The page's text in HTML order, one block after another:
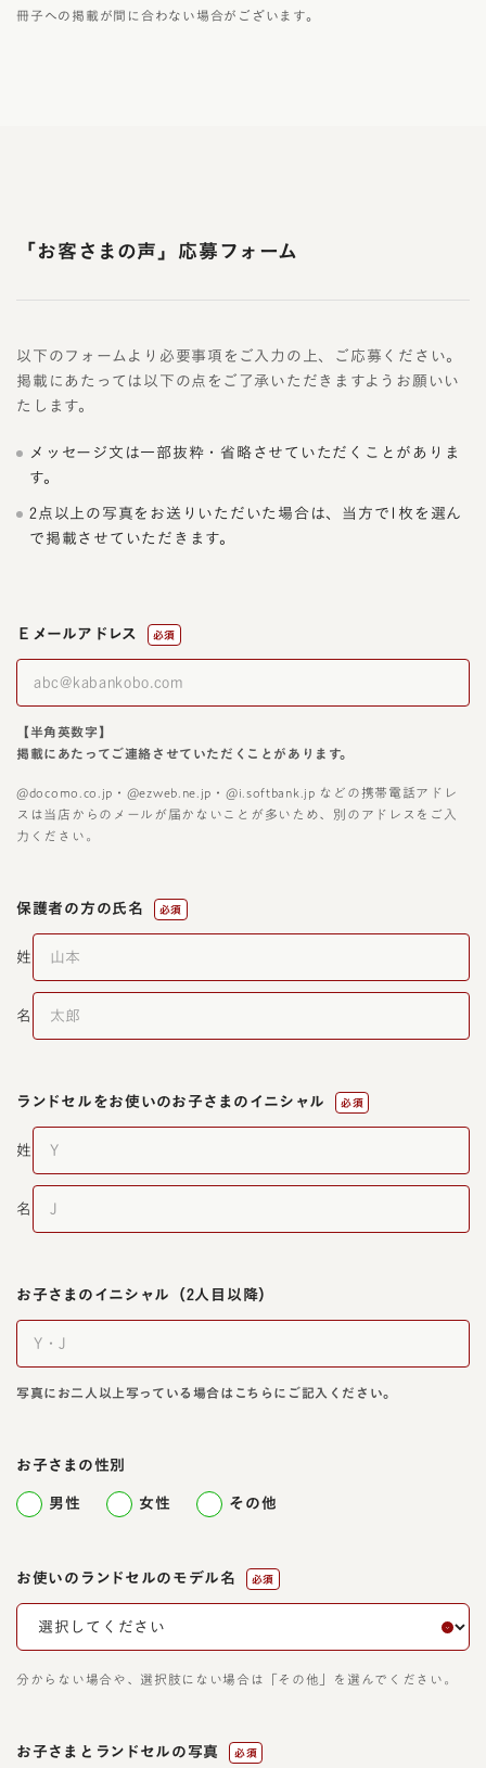
冊子への掲載が間に合わない場合がございます。
「お客さまの声」応募フォーム
以下のフォームより必要事項をご入力の上、ご応募ください。
掲載にあたっては以下の点をご了承いただきますようお願いい
たします。
メッセージ文は一部抜粋・省略させていただくことがありま
す。
2点以上の写真をお送りいただいた場合は、当方で1枚を選ん
で掲載させていただきます。
Ｅメールアドレス 必須
【半角英数字】
掲載にあたってご連絡させていただくことがあります。
@docomo.co.jp・@ezweb.ne.jp・@i.softbank.jp などの携帯電話アドレ
スは当店からのメールが届かないことが多いため、別のアドレスをご入
力ください。
保護者の方の氏名 必須
姓
名
ランドセルをお使いのお子さまのイニシャル 必須
姓
名
お子さまのイニシャル （2人目以降）
写真にお二人以上写っている場合はこちらにご記入ください。
お子さまの性別
男性 女性 その他
お使いのランドセルのモデル名 必須
分からない場合や、選択肢にない場合は「その他」を選んでください。
お子さまとランドセルの写真 必須